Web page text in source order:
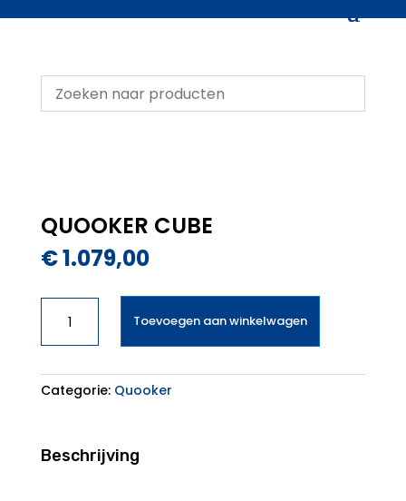
QUOOKER CUBE
€1.079,00
CUBE
aantal
Toevoegen aan winkelwagen
Categorie: Quooker
Beschrijving